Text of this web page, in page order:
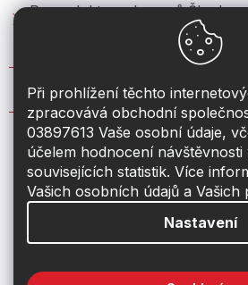
Při prohlížení těchto
zpracovává obchodní
03897613 Vaše osobní údaje,
účelem hodnocení
souvisejících statistik. Více
Vašich osobních údajů a Vašich
Nastavení
Reproduktory do vozů Škoda:
Fabie, Octavie a Superbu?
KONTAKT
info@
774 19 55